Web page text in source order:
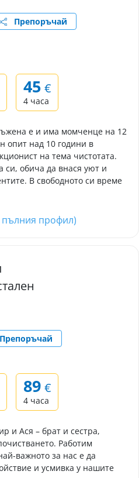
Препоръчай
45 €
4 часа
е и има момченце на 12
опит над 10 години в
на тема чистотата.
си, обича да внася уют и
В свободното си време
пълния профил)
89 €
4 часа
и Ася – брат и сестра,
Работим
важното за нас е да
и усмивка у нашите